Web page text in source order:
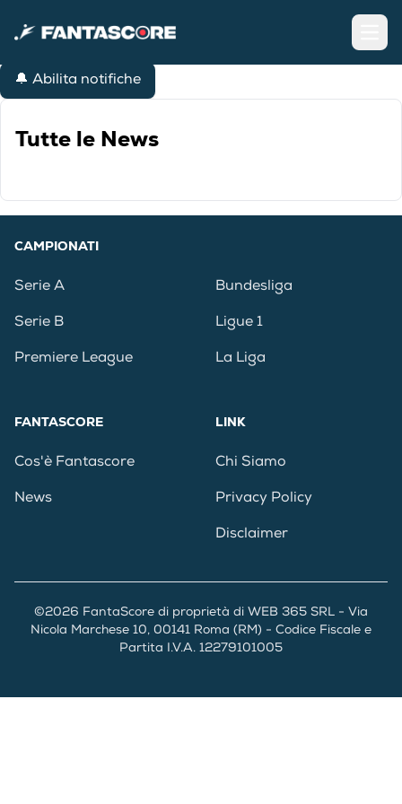
🔔 Abilita notifiche
Tutte le News
CAMPIONATI
Serie A
Serie B
Premiere League
Bundesliga
Ligue 1
La Liga
FANTASCORE
Cos'è Fantascore
News
LINK
Chi Siamo
Privacy Policy
Disclaimer
©2026 FantaScore di proprietà di WEB 365 SRL - Via
Nicola Marchese 10, 00141 Roma (RM) - Codice Fiscale e
Partita I.V.A. 12279101005